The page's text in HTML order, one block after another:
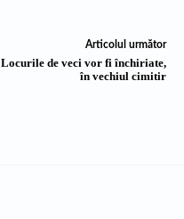
Articolul următor
Locurile de veci vor fi închiriate,
în vechiul cimitir